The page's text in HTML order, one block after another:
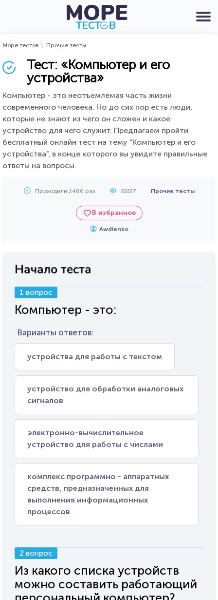
Море тестов Прочие тесты
Тест: «Компьютер и его
устройства»
Компьютер - это неотъемлемая часть жизни
современного человека. Но до сих пор есть люди,
которые не знают из чего он сложен и какое
устройство для чего служит. Предлагаем пройти
бесплатный онлайн тест на тему "Компьютер и его
устройства", в конце которого вы увидите правильные
ответы на вопросы.
Проходили 2486 раз 22227 Прочие тесты
В избранное
Awdienko
Начало теста
1 вопрос
Компьютер - это:
Варианты ответов:
устройства для работы с текстом
устройство для обработки аналоговых
сигналов
электронно-вычислительное
устройство для работы с числами
комплекс программно - аппаратных
средств, предназначенных для
выполнения информационных
процессов
2 вопрос
Из какого списка устройств
можно составить работающий